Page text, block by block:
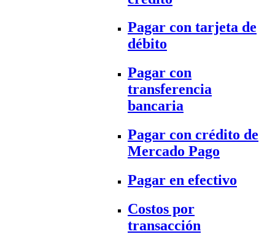
Pagar con tarjeta de
débito
Pagar con
transferencia
bancaria
Pagar con crédito de
Mercado Pago
Pagar en efectivo
Costos por
transacción